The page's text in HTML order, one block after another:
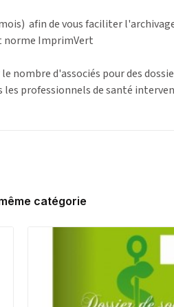
afin de vous faciliter
norme ImprimVert
nombre d'associés pour des
professionnels de santé
catégorie